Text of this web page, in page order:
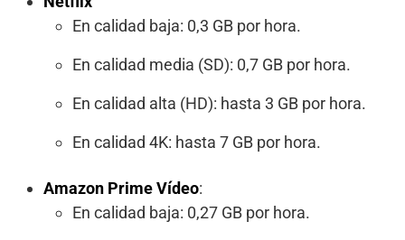
En calidad baja: 0,3 GB por hora.
En calidad media (SD): 0,7 GB por hora.
En calidad alta (HD): hasta 3 GB por hora.
En calidad 4K: hasta 7 GB por hora.
Amazon Prime Vídeo:
En calidad baja: 0,27 GB por hora.